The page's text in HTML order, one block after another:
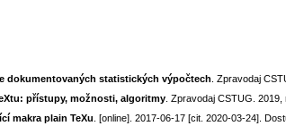
dokumentovaných statistických výpočtech . Zpravodaj
přístupy, možnosti, algoritmy . Zpravodaj CSTUG.
makra plain TeXu . [online]. 2017-06-17 [cit. 2020-03-24].